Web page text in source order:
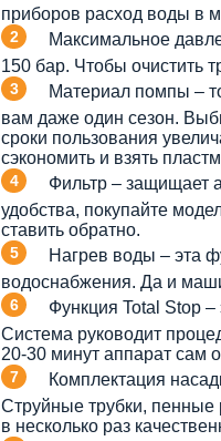
приборов расход воды в
Максимальное
150 бар. Чтобы очистить
Материал помпы –
вам даже один сезон.
сроки пользования
сэкономить и взять
Фильтр – защищает
удобства, покупайте
ставить обратно.
Нагрев воды – эта
водоснабжения. Да и
Функция Total Stop
Система руководит
20-30 минут аппарат сам
Комплектация
Струйные трубки, пенные
в несколько раз